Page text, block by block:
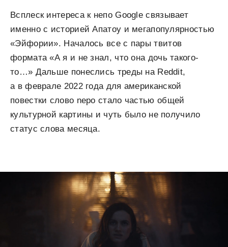
Всплеск интереса к непо Google связывает
именно с историей Апатоу и мегапопулярностью
«Эйфории». Началось все с пары твитов
формата «А я и не знал, что она дочь такого-
то…» Дальше понеслись треды на Reddit,
а в феврале 2022 года для американской
повестки слово nepo стало частью общей
культурной картины и чуть было не получило
статус слова месяца.